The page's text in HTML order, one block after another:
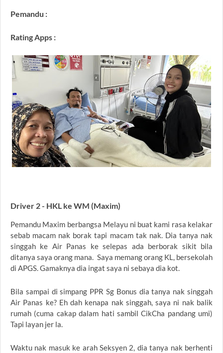
Pemandu :
Rating Apps :
Driver 2 - HKL ke WM (Maxim)
Pemandu Maxim berbangsa Melayu ni buat kami rasa kelakar
sebab macam nak borak tapi macam tak nak. Dia tanya nak
singgah ke Air Panas ke selepas ada berborak sikit bila
ditanya saya orang mana. Saya memang orang KL, bersekolah
di APGS. Gamaknya dia ingat saya ni sebaya dia kot.
Bila sampai di simpang PPR Sg Bonus dia tanya nak singgah
Air Panas ke? Eh dah kenapa nak singgah, saya ni nak balik
rumah (cuma cakap dalam hati sambil CikCha pandang umi)
Tapi layan jer la.
Waktu nak masuk ke arah Seksyen 2, dia tanya nak berhenti